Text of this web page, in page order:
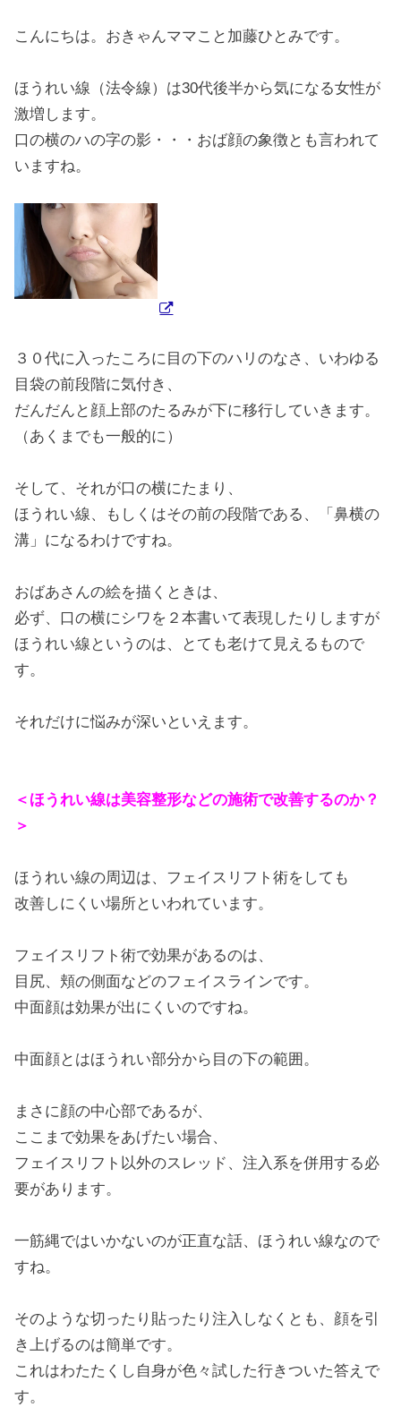
こんにちは。おきゃんママこと加藤ひとみです。
ほうれい線（法令線）は30代後半から気になる女性が
激増します。
口の横のハの字の影・・・おば顔の象徴とも言われて
いますね。
３０代に入ったころに目の下のハリのなさ、いわゆる
目袋の前段階に気付き、
だんだんと顔上部のたるみが下に移行していきます。
（あくまでも一般的に）
そして、それが口の横にたまり、
ほうれい線、もしくはその前の段階である、「鼻横の
溝」になるわけですね。
おばあさんの絵を描くときは、
必ず、口の横にシワを２本書いて表現したりしますが
ほうれい線というのは、とても老けて見えるもので
す。
それだけに悩みが深いといえます。
＜ほうれい線は美容整形などの施術で改善するのか？
＞
ほうれい線の周辺は、フェイスリフト術をしても
改善しにくい場所といわれています。
フェイスリフト術で効果があるのは、
目尻、頬の側面などのフェイスラインです。
中面顔は効果が出にくいのですね。
中面顔とはほうれい部分から目の下の範囲。
まさに顔の中心部であるが、
ここまで効果をあげたい場合、
フェイスリフト以外のスレッド、注入系を併用する必
要があります。
一筋縄ではいかないのが正直な話、ほうれい線なので
すね。
そのような切ったり貼ったり注入しなくとも、顔を引
き上げるのは簡単です。
これはわたたくし自身が色々試した行きついた答えで
す。